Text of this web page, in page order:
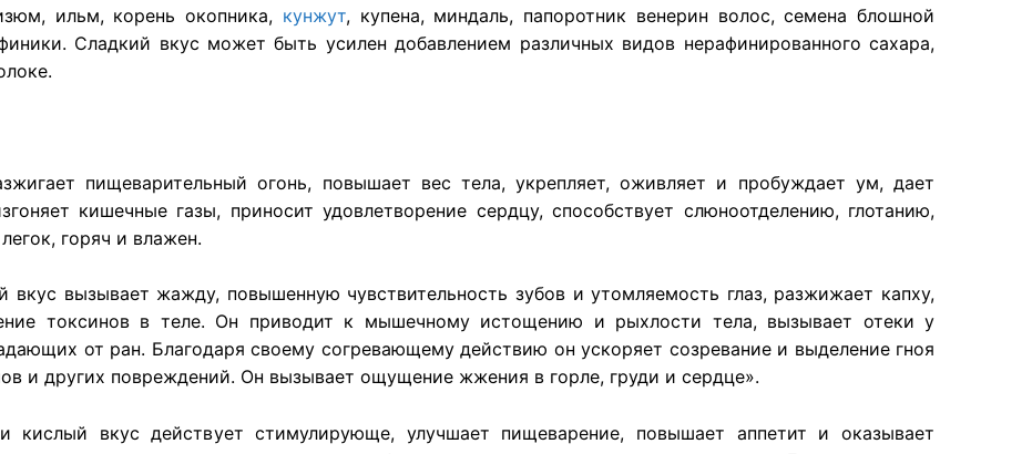
ильм, корень окопника, кунжут, купена, миндаль, папоротник венерин волос, семена блошной
Сладкий вкус может быть усилен добавлением различных видов нерафинированного сахара,
пищеварительный огонь, повышает вес тела, укрепляет, оживляет и пробуждает ум, дает
кишечные газы, приносит удовлетворение сердцу, способствует слюноотделению, глотанию,
горяч и влажен.
вкус вызывает жажду, повышенную чувствительность зубов и утомляемость глаз, разжижает капху,
токсинов в теле. Он приводит к мышечному истощению и рыхлости тела, вызывает отеки у
от ран. Благодаря своему согревающему действию он ускоряет созревание и выделение гноя
и других повреждений. Он вызывает ощущение жжения в горле, груди и сердце».
кислый вкус действует стимулирующе, улучшает пищеварение, повышает аппетит и оказывает